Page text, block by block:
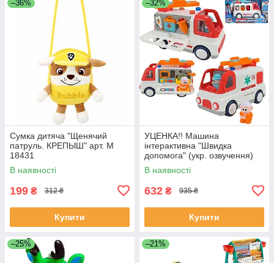
–36%
Сумка дитяча "Щенячий
патруль. КРЕПЫШ" арт. M
18431
В наявності
199 ₴ 312 ₴
Купити
–32%
УЦЕНКА!! Машина
інтерактивна "Швидка
допомога" (укр. озвучення)
арт. 46349
В наявності
632 ₴ 935 ₴
Купити
–25% –21%